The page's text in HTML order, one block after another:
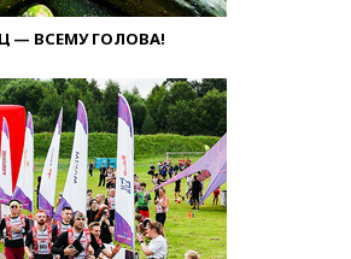
— ВСЕМУ ГОЛОВА!